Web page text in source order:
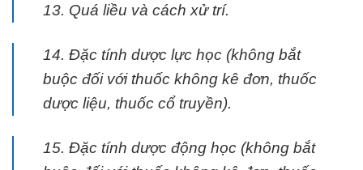
13. Quá liều và cách xử trí.
14. Đặc tính dược lực học (không bắt
buộc đối với thuốc không kê đơn, thuốc
dược liệu, thuốc cổ truyền).
15. Đặc tính dược động học (không bắt